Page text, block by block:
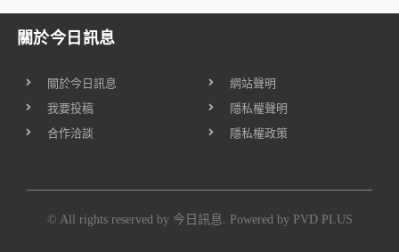
關於今日訊息
關於今日訊息
我要投稿
合作洽談
網站聲明
隱私權聲明
隱私權政策
© All rights reserved by 今日訊息. Powered by PVD PLUS